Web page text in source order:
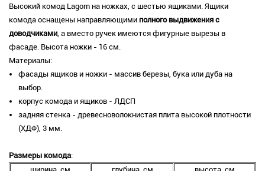
Высокий комод Lagom на ножках, с шестью ящиками. Ящики
комода оснащены направляющими полного выдвижения с
доводчиками, а вместо ручек имеются фигурные вырезы в
фасаде. Высота ножки - 16 см.
Материалы:
фасады ящиков и ножки - массив березы, бука или дуба на
выбор.
корпус комода и ящиков - ЛДСП
задняя стенка - древесноволокнистая плита высокой плотности
(ХДФ), 3 мм.
Размеры комода: